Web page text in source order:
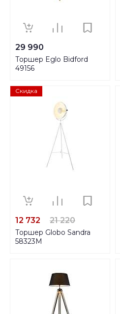
29 990
Торшер Eglo Bidford
49156
Скидка
12 732 21 220
Торшер Globo Sandra
58323M